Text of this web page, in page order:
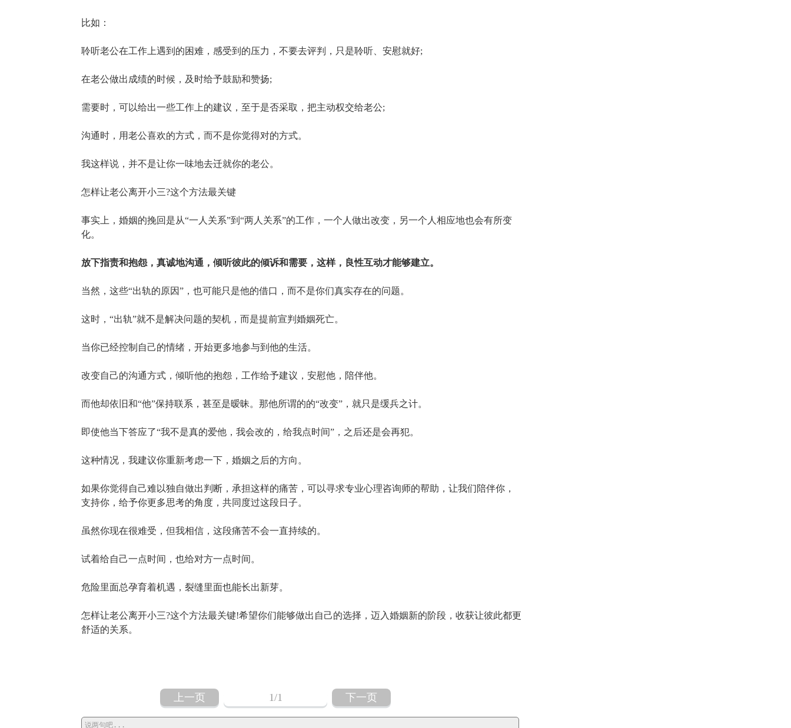
比如：
聆听老公在工作上遇到的困难，感受到的压力，不要去评判，只是聆听、安慰就好;
在老公做出成绩的时候，及时给予鼓励和赞扬;
需要时，可以给出一些工作上的建议，至于是否采取，把主动权交给老公;
沟通时，用老公喜欢的方式，而不是你觉得对的方式。
我这样说，并不是让你一味地去迁就你的老公。
怎样让老公离开小三?这个方法最关键
事实上，婚姻的挽回是从“一人关系”到“两人关系”的工作，一个人做出改变，另一个人相应地也会有所变
化。
放下指责和抱怨，真诚地沟通，倾听彼此的倾诉和需要，这样，良性互动才能够建立。
当然，这些“出轨的原因”，也可能只是他的借口，而不是你们真实存在的问题。
这时，“出轨”就不是解决问题的契机，而是提前宣判婚姻死亡。
当你已经控制自己的情绪，开始更多地参与到他的生活。
改变自己的沟通方式，倾听他的抱怨，工作给予建议，安慰他，陪伴他。
而他却依旧和“他”保持联系，甚至是暧昧。那他所谓的的“改变”，就只是缓兵之计。
即使他当下答应了“我不是真的爱他，我会改的，给我点时间”，之后还是会再犯。
这种情况，我建议你重新考虑一下，婚姻之后的方向。
如果你觉得自己难以独自做出判断，承担这样的痛苦，可以寻求专业心理咨询师的帮助，让我们陪伴你，
支持你，给予你更多思考的角度，共同度过这段日子。
虽然你现在很难受，但我相信，这段痛苦不会一直持续的。
试着给自己一点时间，也给对方一点时间。
危险里面总孕育着机遇，裂缝里面也能长出新芽。
怎样让老公离开小三?这个方法最关键!希望你们能够做出自己的选择，迈入婚姻新的阶段，收获让彼此都更
舒适的关系。
上一页 1/1 下一页